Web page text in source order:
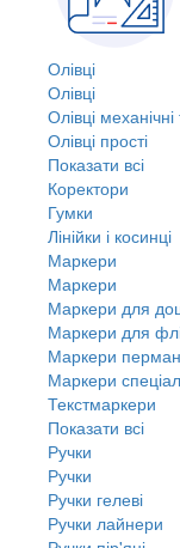
Олівці
Олівці
Олівці
Олівці прості
Показати всі
Коректори
Гумки
Лінійки і косинці
Маркери
Маркери
Маркери для
Маркери для
Маркери
Маркери
Текстмаркери
Показати всі
Ручки
Ручки
Ручки гелеві
Ручки лайнери